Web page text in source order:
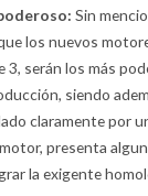
Sin
los nuevos
3, serán los más
siendo
claramente por
presenta
la exigente